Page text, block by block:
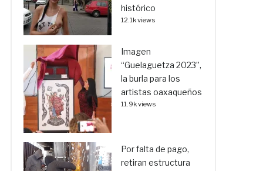
histórico
12.1k views
Imagen
“Guelaguetza 2023”,
la burla para los
artistas oaxaqueños
11.9k views
Por falta de pago,
retiran estructura